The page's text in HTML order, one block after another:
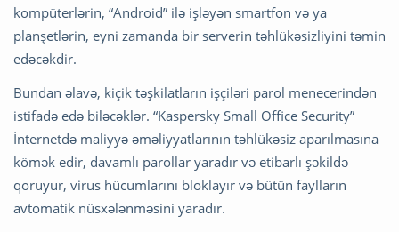
kompüterlərin, “Android” ilə işləyən smartfon və ya
planşetlərin, eyni zamanda bir serverin təhlükəsizliyini təmin
edəcəkdir.
Bundan əlavə, kiçik təşkilatların işçiləri parol menecerindən
istifadə edə biləcəklər. “Kaspersky Small Office Security”
İnternetdə maliyyə əməliyyatlarının təhlükəsiz aparılmasına
kömək edir, davamlı parollar yaradır və etibarlı şəkildə
qoruyur, virus hücumlarını bloklayır və bütün faylların
avtomatik nüsxələnməsini yaradır.